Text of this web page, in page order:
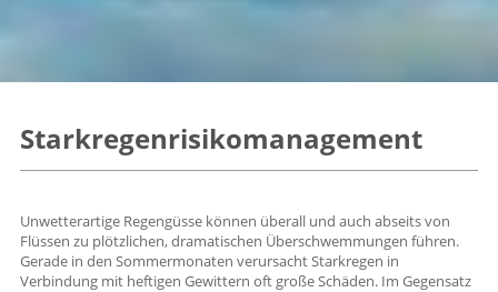
Starkregenrisikomanagement
Unwetterartige Regengüsse können überall und auch abseits von
Flüssen zu plötzlichen, dramatischen Überschwemmungen führen.
Gerade in den Sommermonaten verursacht Starkregen in
Verbindung mit heftigen Gewittern oft große Schäden. Im Gegensatz